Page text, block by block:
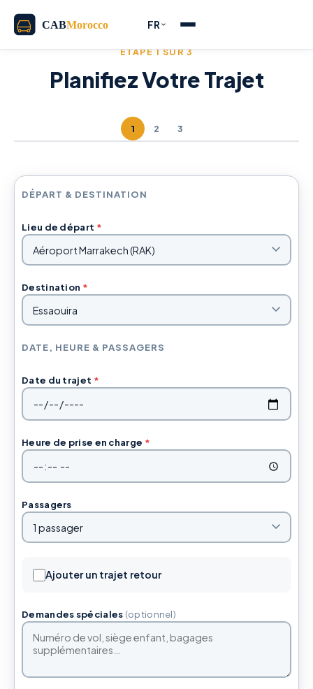
FR
ÉTAPE 1 SUR 3
Planifiez Votre Trajet
1 2 3
DÉPART & DESTINATION
Lieu de départ *
Destination *
DATE, HEURE & PASSAGERS
Date du trajet *
Heure de prise en charge *
Passagers
Ajouter un trajet retour
Demandes spéciales (optionnel)